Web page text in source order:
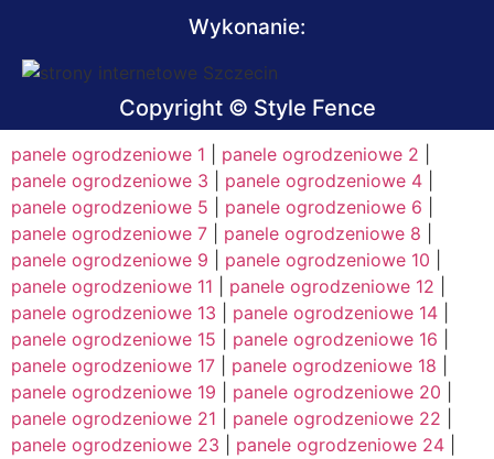
Wykonanie:
Copyright © Style Fence
panele ogrodzeniowe 1 panele ogrodzeniowe 2
panele ogrodzeniowe 3
panele ogrodzeniowe 4
panele ogrodzeniowe 5
panele ogrodzeniowe 6
panele ogrodzeniowe 7
panele ogrodzeniowe 8
panele ogrodzeniowe 9
panele ogrodzeniowe 10
panele ogrodzeniowe 11
panele ogrodzeniowe 12
panele ogrodzeniowe 13
panele ogrodzeniowe 14
panele ogrodzeniowe 15
panele ogrodzeniowe 16
panele ogrodzeniowe 17
panele ogrodzeniowe 18
panele ogrodzeniowe 19
panele ogrodzeniowe 20
panele ogrodzeniowe 21
panele ogrodzeniowe 22
panele ogrodzeniowe 23
panele ogrodzeniowe 24